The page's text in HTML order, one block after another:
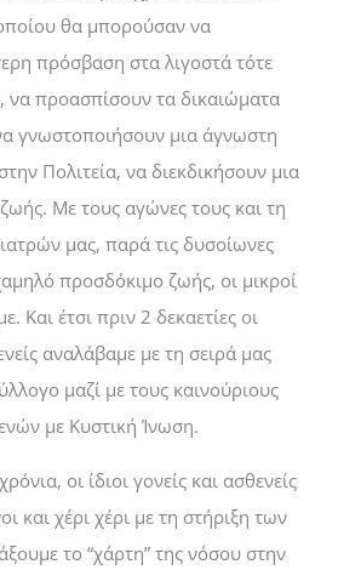
θα μπορούσαν να
πρόσβαση στα λιγοστά τότε
προασπίσουν τα δικαιώματα
γνωστοποιήσουν μια άγνωστη
Πολιτεία, να διεκδικήσουν μια
Με τους αγώνες τους και τη
μας, παρά τις δυσοίωνες
προσδόκιμο ζωής, οι μικροί
Και έτσι πριν 2 δεκαετίες οι
αναλάβαμε με τη σειρά μας
μαζί με τους καινούριους
με Κυστική Ίνωση.
οι ίδιοι γονείς και ασθενείς
και χέρι χέρι με τη στήριξη των
το “χάρτη” της νόσου στην